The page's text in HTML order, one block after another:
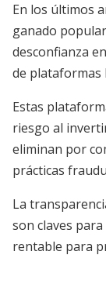
En los últimos
ganado
desconfianza
de plataformas
Estas
riesgo al
eliminan por
prácticas
La
son claves
rentable para